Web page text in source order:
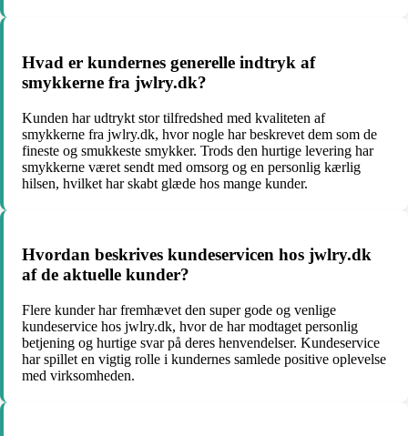
Hvad er kundernes generelle indtryk af
smykkerne fra jwlry.dk?
Kunden har udtrykt stor tilfredshed med kvaliteten af
smykkerne fra jwlry.dk, hvor nogle har beskrevet dem som de
fineste og smukkeste smykker. Trods den hurtige levering har
smykkerne været sendt med omsorg og en personlig kærlig
hilsen, hvilket har skabt glæde hos mange kunder.
Hvordan beskrives kundeservicen hos jwlry.dk
af de aktuelle kunder?
Flere kunder har fremhævet den super gode og venlige
kundeservice hos jwlry.dk, hvor de har modtaget personlig
betjening og hurtige svar på deres henvendelser. Kundeservice
har spillet en vigtig rolle i kundernes samlede positive oplevelse
med virksomheden.